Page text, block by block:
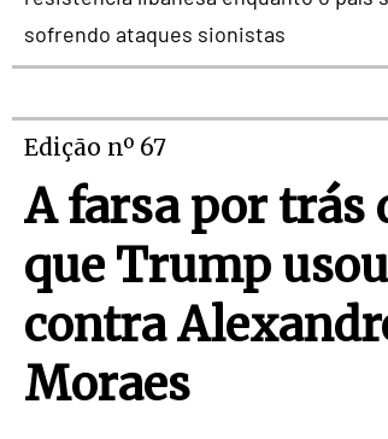
sofrendo ataques sionistas
Edição nº 67
A farsa por trás
que Trump usou
contra
Moraes